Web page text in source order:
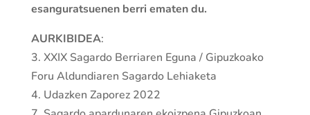
esanguratsuenen berri ematen du.
AURKIBIDEA:
3. XXIX Sagardo Berriaren Eguna / Gipuzkoako
Foru Aldundiaren Sagardo Lehiaketa
4. Udazken Zaporez 2022